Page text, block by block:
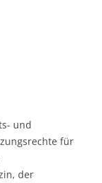
und
für
der